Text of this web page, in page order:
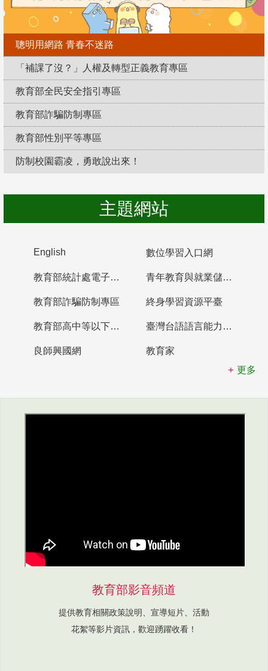
聰明用網路 青春不迷路
「補課了沒？」人權及轉型正義教育專區
教育部全民安全指引專區
教育部詐騙防制專區
教育部性別平等專區
防制校園霸凌，勇敢說出來！
主題網站
English 數位學習入口網
教育部統計處電子書櫃 青年教育與就業儲蓄帳戶
教育部詐騙防制專區 終身學習資源平臺
教育部高中等以下學校及幼兒園教師資格檢定考試 臺灣台語語言能力認證網站
良師興國網
教育家
更多
教育部影音頻道
提供教育相關政策說明、宣導短片、活動
花絮等影片資訊，歡迎踴躍收看！